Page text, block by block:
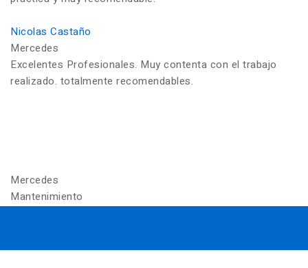
Nicolas Castaño
Mercedes
Excelentes Profesionales. Muy contenta con el trabajo
realizado. totalmente recomendables.
Mercedes
Mantenimiento